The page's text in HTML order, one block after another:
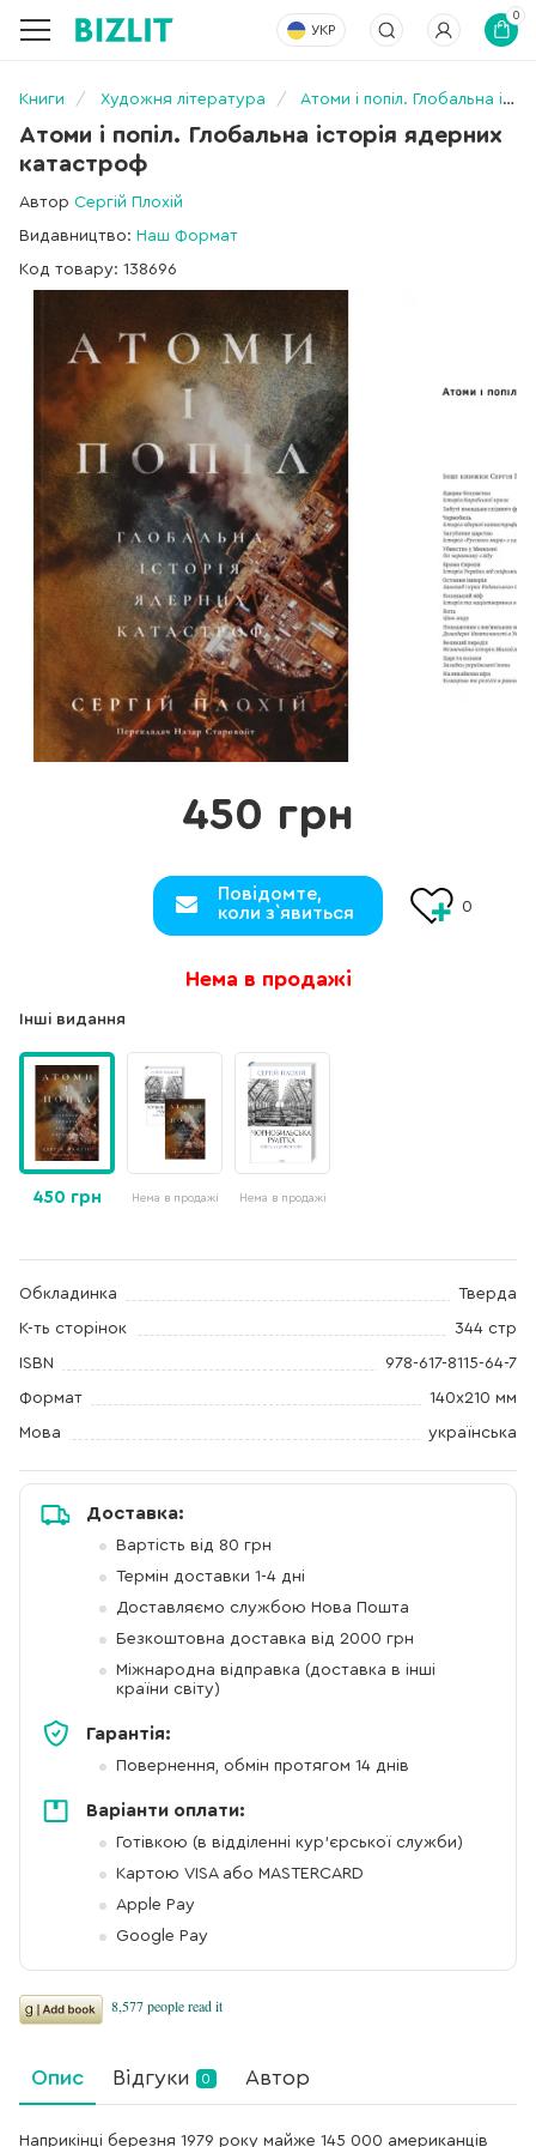
УКР
0
Книги Художня література Атоми і попіл. Глобальна історія ядерних катастроф
Атоми і попіл. Глобальна історія ядерних
катастроф
Автор Сергій Плохій
Видавництво: Наш Формат
Код товару: 138696
Інші видання
450 грн Нема в продажі Нема в продажі
450 грн
Повідомте,
коли з`явиться
0
Нема в продажі
Обкладинка Тверда
К-ть сторінок 344 стр
ISBN 978-617-8115-64-7
Формат 140х210 мм
Мова українська
Доставка:
Вартість від 80 грн
Термін доставки 1-4 дні
Доставляємо службою Нова Пошта
Безкоштовна доставка від 2000 грн
Міжнародна відправка (доставка в інші
країни світу)
Гарантія:
Повернення, обмін протягом 14 днів
Варіанти оплати:
Готівкою (в відділенні кур'єрської служби)
Картою VISA або MASTERCARD
Apple Pay
Google Pay
Опис Відгуки 0 Автор
Наприкінці березня 1979 року майже 145 000 американців